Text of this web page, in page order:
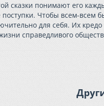
сказки понимают его
поступки. Чтобы всем-
для себя. Их
справедливого